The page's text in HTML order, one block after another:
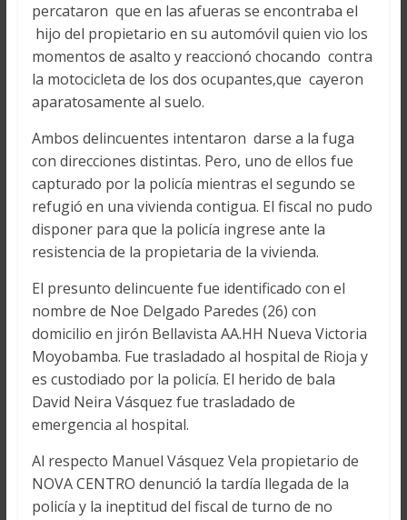
percataron que en las afueras se encontraba el
hijo del propietario en su automóvil quien vio los
momentos de asalto y reaccionó chocando contra
la motocicleta de los dos ocupantes,que cayeron
aparatosamente al suelo.
Ambos delincuentes intentaron darse a la fuga
con direcciones distintas. Pero, uno de ellos fue
capturado por la policía mientras el segundo se
refugió en una vivienda contigua. El fiscal no pudo
disponer para que la policía ingrese ante la
resistencia de la propietaria de la vivienda.
El presunto delincuente fue identificado con el
nombre de Noe Delgado Paredes (26) con
domicilio en jirón Bellavista AA.HH Nueva Victoria
Moyobamba. Fue trasladado al hospital de Rioja y
es custodiado por la policía. El herido de bala
David Neira Vásquez fue trasladado de
emergencia al hospital.
Al respecto Manuel Vásquez Vela propietario de
NOVA CENTRO denunció la tardía llegada de la
policía y la ineptitud del fiscal de turno de no